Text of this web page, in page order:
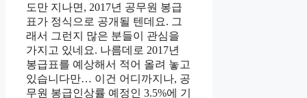
도만 지나면, 2017년 공무원 봉급
표가 정식으로 공개될 텐데요. 그
래서 그런지 많은 분들이 관심을
가지고 있네요. 나름데로 2017년
봉급표를 예상해서 적어 올려 놓고
있습니다만… 이건 어디까지나, 공
무원 봉급인상률 예정인 3.5%에 기